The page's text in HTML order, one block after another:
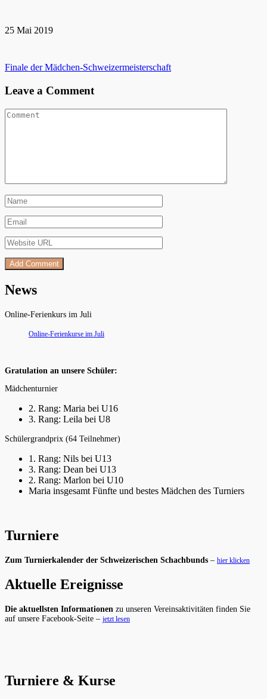
25 Mai 2019
Beitragsnavigation
Finale der Mädchen-Schweizermeisterschaft
Leave a Comment
News
Online-Ferienkurs im Juli
Online-Ferienkurse im Juli
Gratulation an unsere Schüler:
Mädchenturnier
2. Rang: Maria bei U16
3. Rang: Leila bei U8
Schülergrandprix (64 Teilnehmer)
1. Rang: Nils bei U13
3. Rang: Dean bei U13
2. Rang: Marlon bei U10
Maria insgesamt Fünfte und bestes Mädchen des Turniers
Turniere
Zum Turnierkalender der Schweizerischen Schachbunds – hier klicken
Aktuelle Ereignisse
Die aktuellsten Informationen zu unseren Vereinsaktivitäten finden Sie
auf unsere Facebook-Seite – jetzt lesen
Turniere & Kurse